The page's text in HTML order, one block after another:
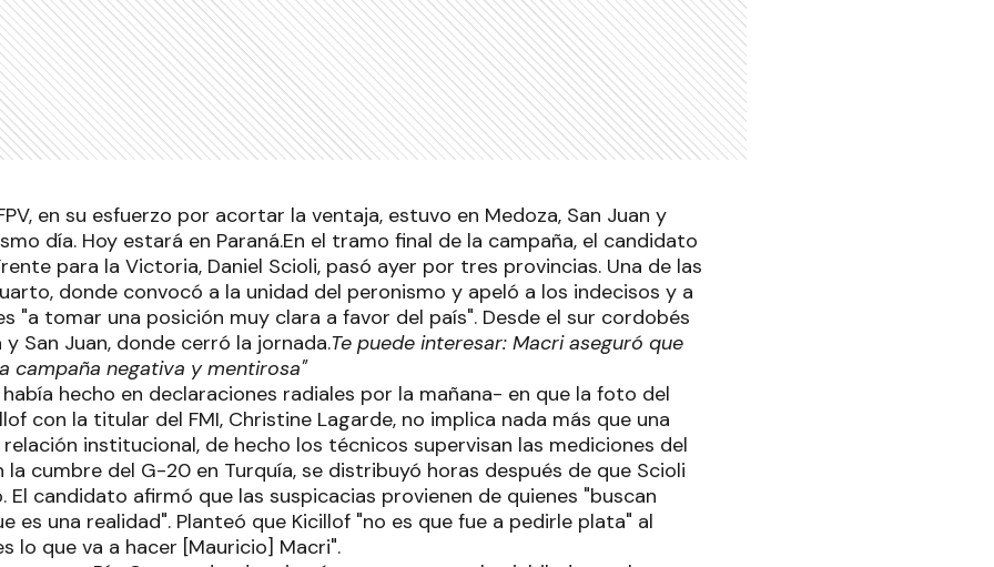
en su esfuerzo por acortar la ventaja, estuvo en Medoza, San Juan y
día. Hoy estará en Paraná.En el tramo final de la campaña, el candidato
para la Victoria, Daniel Scioli, pasó ayer por tres provincias. Una de las
donde convocó a la unidad del peronismo y apeló a los indecisos y a
"a tomar una posición muy clara a favor del país". Desde el sur cordobés
San Juan, donde cerró la jornada.Te puede interesar: Macri aseguró que
campaña negativa y mentirosa"
hecho en declaraciones radiales por la mañana- en que la foto del
con la titular del FMI, Christine Lagarde, no implica nada más que una
relación institucional, de hecho los técnicos supervisan las mediciones del
la cumbre del G-20 en Turquía, se distribuyó horas después de que Scioli
El candidato afirmó que las suspicacias provienen de quienes "buscan
es una realidad". Planteó que Kicillof "no es que fue a pedirle plata" al
lo que va a hacer [Mauricio] Macri".